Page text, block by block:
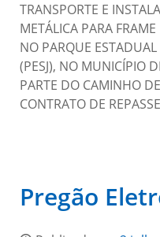
TRANSPORTE E
METÁLICA PARA
NO PARQUE
(PESJ), NO MUNICÍPIO
PARTE DO CAMINHO
CONTRATO DE
Pregão